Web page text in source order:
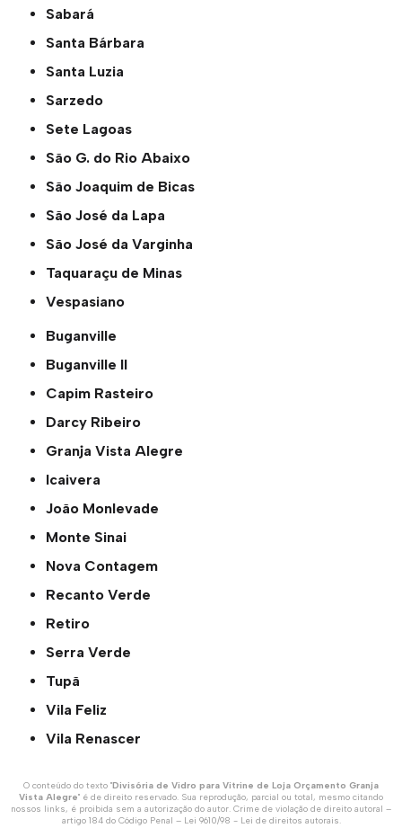
Sabará
Santa Bárbara
Santa Luzia
Sarzedo
Sete Lagoas
São G. do Rio Abaixo
São Joaquim de Bicas
São José da Lapa
São José da Varginha
Taquaraçu de Minas
Vespasiano
Buganville
Buganville ll
Capim Rasteiro
Darcy Ribeiro
Granja Vista Alegre
Icaivera
João Monlevade
Monte Sinai
Nova Contagem
Recanto Verde
Retiro
Serra Verde
Tupã
Vila Feliz
Vila Renascer
O conteúdo do texto "Divisória de Vidro para Vitrine de Loja Orçamento Granja
Vista Alegre" é de direito reservado. Sua reprodução, parcial ou total, mesmo citando
nossos links, é proibida sem a autorização do autor. Crime de violação de direito autoral –
artigo 184 do Código Penal – Lei 9610/98 - Lei de direitos autorais.